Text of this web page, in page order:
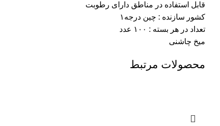
قابل استفاده در مناطق دارای رطوبت
کشور سازنده : چین درجه۱
تعداد در هر بسته : ۱۰۰ عدد
میخ چاشنی
محصولات مرتبط